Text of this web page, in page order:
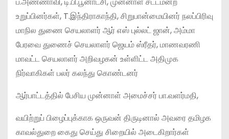
உறுப்பினர்கள், T.இந்திராகாந்தி, சிறுபான்மையினர் நலப்பிரிவு
மாநில துணை செயலாளர் ஆர் எஸ் புல்லட் ஜான், அம்மா
பேரவை துணைச் செயலாளர் ஜெயம் ஸ்ரீதர், மாணவரணி
மாவட்ட செயலாளர் அறிவழகன் உள்ளிட்ட அதிமுக
நிர்வாகிகள் பலர் கலந்து கொண்டனர்
ஆர்பாட்டத்தில் பேசிய முன்னாள் அமைச்சர் பா.வளர்மதி,
வயிற்றுப் பிழைப்புக்காக ஒருவன் திருடினால் அவரை தமிழக
காவல்துறை கைது செய்து சிறையில் அடைகிறார்கள்